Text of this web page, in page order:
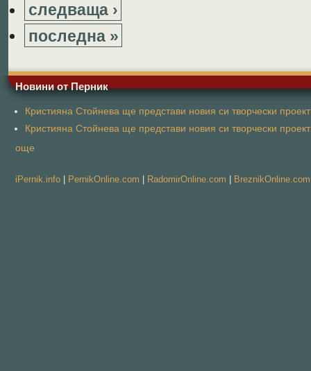
следваща ›
последна »
Новини от Перник
Кристияна Стойнева ще представи новия си творчески
Кристияна Стойнева ще представи новия си творчески
още
iPernik.info PernikOnline.com RadomirOnline.com BreznikOnline.com